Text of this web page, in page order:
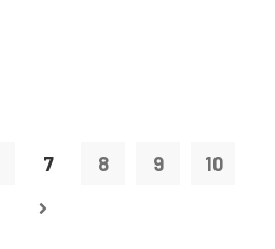
7 8 9 10